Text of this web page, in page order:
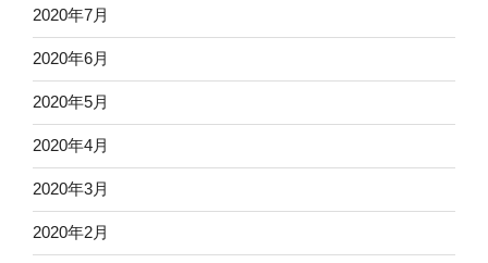
2020年7月
2020年6月
2020年5月
2020年4月
2020年3月
2020年2月